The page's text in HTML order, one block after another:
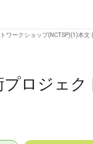
ワークショップ(NCTSP)(1)本文
ロジェ